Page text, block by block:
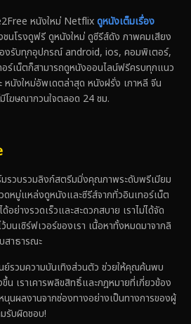
หนังใหม่ Netflixดูหนังเต็มเรื่อง
นโรงดูฟรี ดูหนังใหม่ ดูซีรีส์ดัง ภาพคมเสียง
งรับทุกอุปกรณ์ android, ios, คอมพิเตอร์,
ร์เน็ตก็สามารถดูหนังออนไลน์ฟรีครบทุกแนว
หนังใหม่อัพเดตล่าสุด หนังฝรั่ง เกาหลี จีน
โฆษณากวนใจตลอด 24 ชม.
วบรวมลิงก์สตรีมมิ่งคุณภาพระดับพรีเมียม
หมู่แหล่งดูหนังและซีรีส์จากทั่วอินเทอร์เน็ต
อย่างรวดเร็วและสะดวกสบาย เราไม่ได้จัด
บนเซิร์ฟเวอร์ของเรา เนื้อหาทั้งหมดมาจากลิ
สาธารณะ
รวมความบันเทิงส่วนตัว ช่วยให้คุณค้นพบ
น เราเคารพลิขสิทธิ์และกฎหมายที่เกี่ยวข้อง
นุนผลงานจากช่องทางอย่างเป็นทางการของผู้
รับผิดชอบ!